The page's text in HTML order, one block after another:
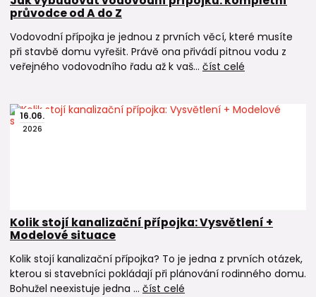
průvodce od A do Z
Vodovodní přípojka je jednou z prvních věcí, které musíte
při stavbě domu vyřešit. Právě ona přivádí pitnou vodu z
veřejného vodovodního řadu až k vaš... číst celé
16.06.
2026
Kolik stojí kanalizační přípojka: Vysvětlení +
Modelové situace
Kolik stojí kanalizační přípojka? To je jedna z prvních otázek,
kterou si stavebníci pokládají při plánování rodinného domu.
Bohužel neexistuje jedna ... číst celé